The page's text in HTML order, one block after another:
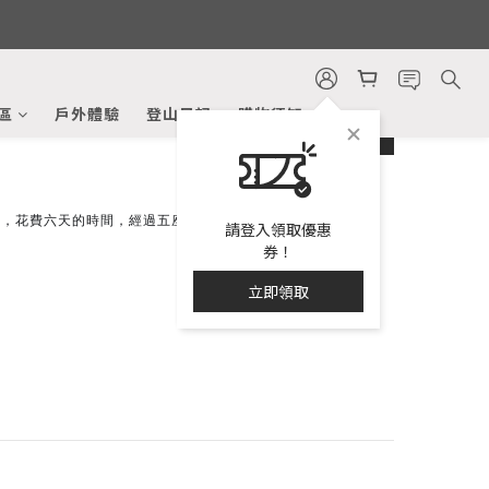
請登入領取優惠
券！
立即領取
戶外體驗 登山日記 購物須知 next
花費六天的時間，經過五座百岳，最後下切至萬大南溪